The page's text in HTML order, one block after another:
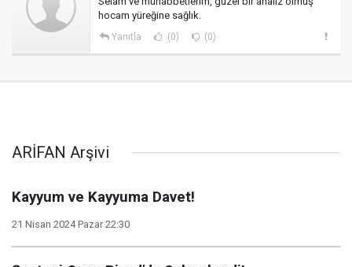
hocam yüreğine sağlık.
Yanıtla (0) (0)
ARİFAN Arşivi
Kayyum ve Kayyuma Davet!
21 Nisan 2024 Pazar 22:30